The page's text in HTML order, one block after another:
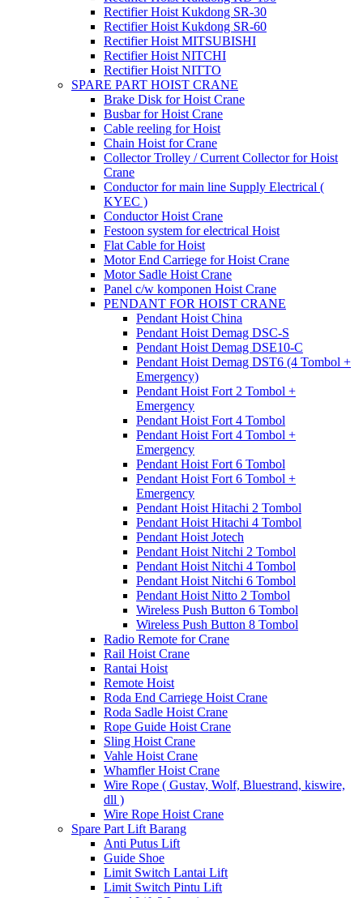
Rectifier Hoist Kukdong SR-30
Rectifier Hoist Kukdong SR-60
Rectifier Hoist MITSUBISHI
Rectifier Hoist NITCHI
Rectifier Hoist NITTO
SPARE PART HOIST CRANE
Brake Disk for Hoist Crane
Busbar for Hoist Crane
Cable reeling for Hoist
Chain Hoist for Crane
Collector Trolley / Current Collector for Hoist
Crane
Conductor for main line Supply Electrical (
KYEC )
Conductor Hoist Crane
Festoon system for electrical Hoist
Flat Cable for Hoist
Motor End Carriege for Hoist Crane
Motor Sadle Hoist Crane
Panel c/w komponen Hoist Crane
PENDANT FOR HOIST CRANE
Pendant Hoist China
Pendant Hoist Demag DSC-S
Pendant Hoist Demag DSE10-C
Pendant Hoist Demag DST6 (4 Tombol +
Emergency)
Pendant Hoist Fort 2 Tombol +
Emergency
Pendant Hoist Fort 4 Tombol
Pendant Hoist Fort 4 Tombol +
Emergency
Pendant Hoist Fort 6 Tombol
Pendant Hoist Fort 6 Tombol +
Emergency
Pendant Hoist Hitachi 2 Tombol
Pendant Hoist Hitachi 4 Tombol
Pendant Hoist Jotech
Pendant Hoist Nitchi 2 Tombol
Pendant Hoist Nitchi 4 Tombol
Pendant Hoist Nitchi 6 Tombol
Pendant Hoist Nitto 2 Tombol
Wireless Push Button 6 Tombol
Wireless Push Button 8 Tombol
Radio Remote for Crane
Rail Hoist Crane
Rantai Hoist
Remote Hoist
Roda End Carriege Hoist Crane
Roda Sadle Hoist Crane
Rope Guide Hoist Crane
Sling Hoist Crane
Vahle Hoist Crane
Whamfler Hoist Crane
Wire Rope ( Gustav, Wolf, Bluestrand, kiswire,
dll )
Wire Rope Hoist Crane
Spare Part Lift Barang
Anti Putus Lift
Guide Shoe
Limit Switch Lantai Lift
Limit Switch Pintu Lift